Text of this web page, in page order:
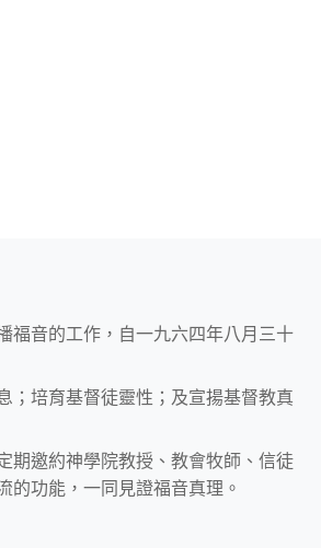
福音的工作，自一九六四年八月三十
；培育基督徒靈性；及宣揚基督教真
期邀約神學院教授、教會牧師、信徒
功能，一同見證福音真理。